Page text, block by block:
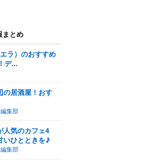
まとめ
ラ）のおすすめ
デ...
の居酒屋！おす
集部
人気のカフェ4
いひとときを♪
集部